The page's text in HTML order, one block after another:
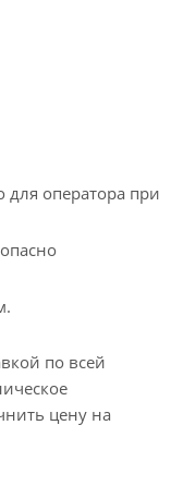
оператора при
по всей
цену на